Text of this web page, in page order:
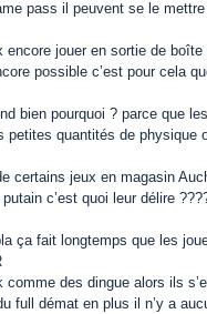
pass il peuvent se le
encore jouer en sortie de boîte
possible c’est pour cela
bien pourquoi ? parce que
petites quantités de physique
certains jeux en magasin
c’est quoi leur délire
ça fait longtemps que les
comme des dingue alors ils
full démat en plus il n’y a